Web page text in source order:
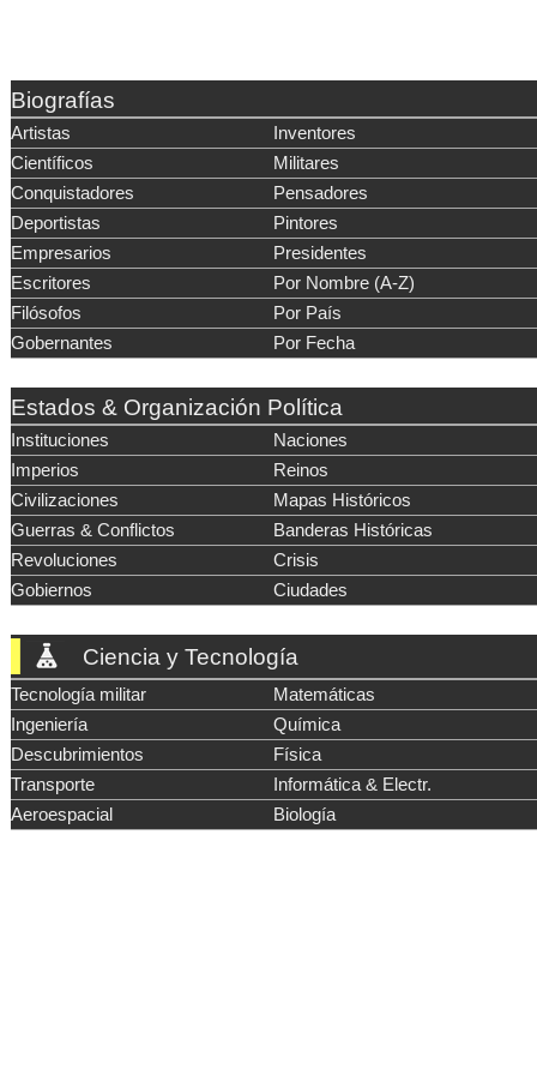
Biografías
Artistas
Inventores
Científicos
Militares
Conquistadores
Pensadores
Deportistas
Pintores
Empresarios
Presidentes
Escritores
Por Nombre (A-Z)
Filósofos
Por País
Gobernantes
Por Fecha
Estados & Organización Política
Instituciones
Naciones
Imperios
Reinos
Civilizaciones
Mapas Históricos
Guerras & Conflictos
Banderas Históricas
Revoluciones
Crisis
Gobiernos
Ciudades
Ciencia y Tecnología
Tecnología militar
Matemáticas
Ingeniería
Química
Descubrimientos
Física
Transporte
Informática & Electr.
Aeroespacial
Biología